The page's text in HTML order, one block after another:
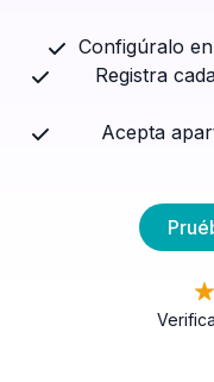
Configúralo
Registra
Acepta